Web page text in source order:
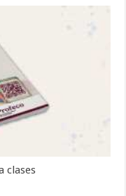
clases